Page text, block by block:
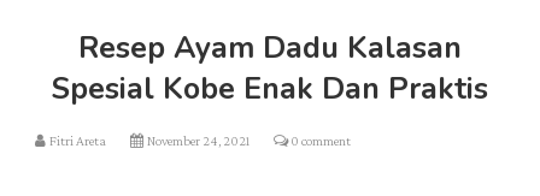
Resep Ayam Dadu Kalasan
Spesial Kobe Enak Dan Praktis
Fitri Areta November 24, 2021 0 comment